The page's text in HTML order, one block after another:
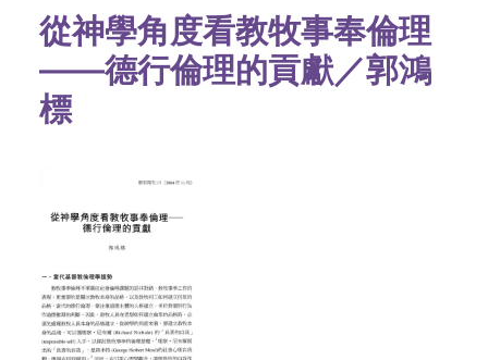
從神學角度看教牧事奉倫理
——德行倫理的貢獻／郭鴻
標